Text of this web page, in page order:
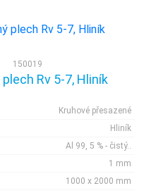
150019
Rv 5-7, Hliník
Kruhové přesazené
Hliník
Al 99, 5 % - čistý..
1 mm
1000 x 2000 mm